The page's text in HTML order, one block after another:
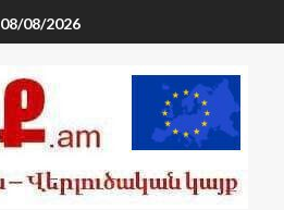
08/08/2026